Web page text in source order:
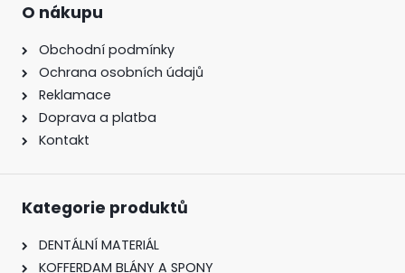
O nákupu
Obchodní podmínky
Ochrana osobních údajů
Reklamace
Doprava a platba
Kontakt
Kategorie produktů
DENTÁLNÍ MATERIÁL
KOFFERDAM BLÁNY A SPONY